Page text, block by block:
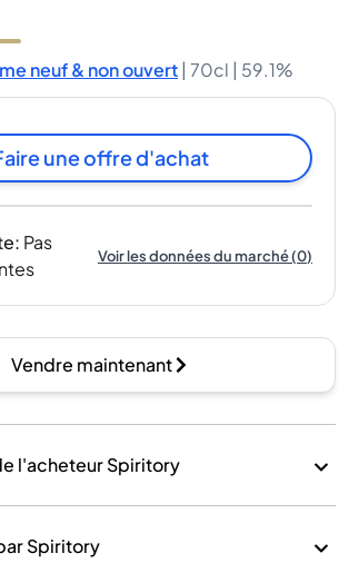
neuf & non ouvert | 70cl | 59.1%
une offre d'achat
: Pas
Voir les données du marché(0)
Vendre maintenant
l'acheteur Spiritory
Spiritory